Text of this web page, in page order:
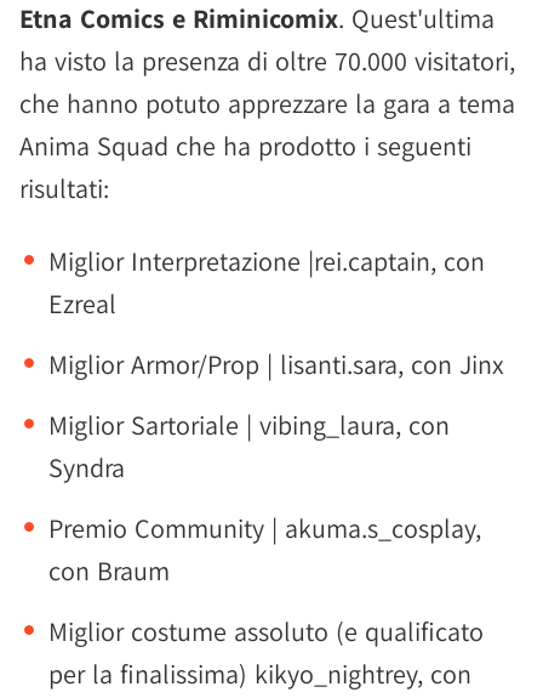
Etna Comics e Riminicomix. Quest'ultima
ha visto la presenza di oltre 70.000 visitatori,
che hanno potuto apprezzare la gara a tema
Anima Squad che ha prodotto i seguenti
risultati:
Miglior Interpretazione |rei.captain, con
Ezreal
Miglior Armor/Prop | lisanti.sara, con Jinx
Miglior Sartoriale | vibing_laura, con
Syndra
Premio Community | akuma.s_cosplay,
con Braum
Miglior costume assoluto (e qualificato
per la finalissima) kikyo_nightrey, con